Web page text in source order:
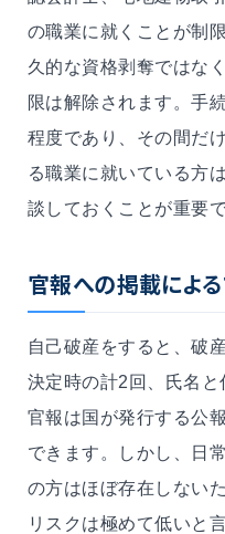
の職業に就くことが制
久的な資格剥奪ではな
限は解除されます。手
程度であり、その間だ
る職業に就いている方
談しておくことが重要で
官報への掲載によ
自己破産をすると、破
決定時の計2回、氏名と
官報は国が発行する公
できます。しかし、日
の方はほぼ存在しない
リスクは極めて低いと